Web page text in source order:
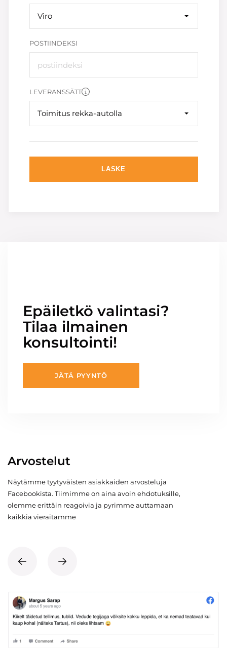
Viro
POSTIINDEKSI
LEVERANSSÄTT
Toimitus rekka-autolla
LASKE
Epäiletkö valintasi?
Tilaa ilmainen
konsultointi!
JÄTÄ PYYNTÖ
Arvostelut
Näytämme tyytyväisten asiakkaiden arvosteluja
Facebookista. Tiimimme on aina avoin ehdotuksille,
olemme erittäin reagoivia ja pyrimme auttamaan
kaikkia vieraitamme